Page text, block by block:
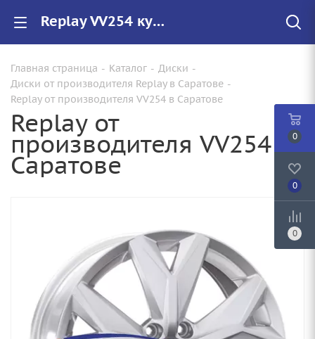
Replay VV254 купить в Саратове, низкие цены на автомобильные диски
Главная страница - Каталог - Диски -
Диски от производителя Replay в Саратове -
Replay от производителя VV254 в Саратове
Replay от
производителя VV254 в
Саратове
0
0
0